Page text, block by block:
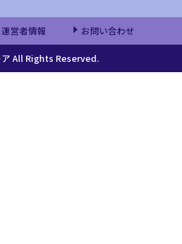
運営者情報 お問い合わせ
All Rights Reserved.